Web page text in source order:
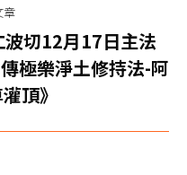
章
切12月17日主法
極樂淨土修持法-阿
頂》